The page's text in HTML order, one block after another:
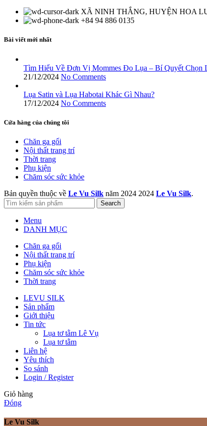
XÃ NINH THẮNG, HUYỆN HOA
+84 94 886 0135
Bài viết mới nhất
Tìm Hiểu Về Đơn Vị Mommes Đo Lụa – Bí Quyết Chọn
21/12/2024 No Comments
Lụa Satin và Lụa Habotai Khác Gì Nhau?
17/12/2024 No Comments
Cửa hàng của chúng tôi
Chăn ga gối
Nội thất trang trí
Thời trang
Phụ kiện
Chăm sóc sức khỏe
Bản quyền thuộc về Le Vu Silk năm 2024 2024 Le Vu Silk.
Search
Menu
DANH MỤC
Chăn ga gối
Nội thất trang trí
Phụ kiện
Chăm sóc sức khỏe
Thời trang
LEVU SILK
Sản phẩm
Giới thiệu
Tin tức
Lụa tơ tằm Lê Vụ
Lụa tơ tằm
Liên hệ
Yêu thích
So sánh
Login / Register
Giỏ hàng
Đóng
Le Vu Silk